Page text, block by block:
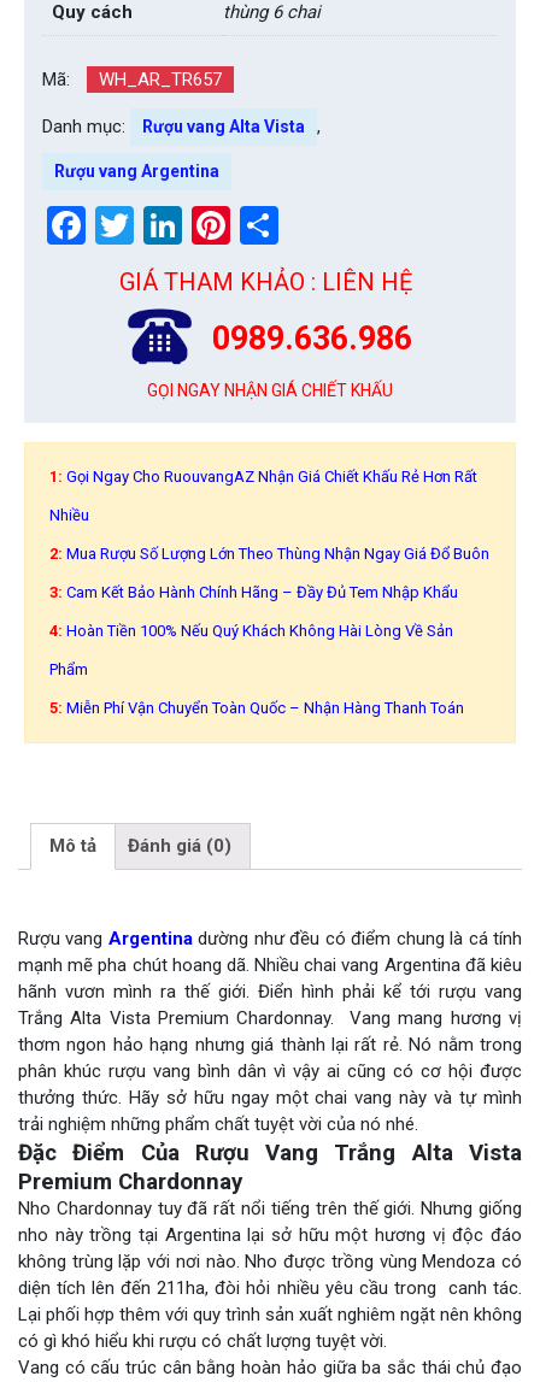
Quy cách thùng 6 chai
Mã: WH_AR_TR657
Danh mục: Rượu vang Alta Vista ,
Rượu vang Argentina
Facebook
Twitter
LinkedIn
Pinterest
GIÁ THAM KHẢO : LIÊN HỆ
0989.636.986
GỌI NGAY NHẬN GIÁ CHIẾT KHẤU
1: Gọi Ngay Cho RuouvangAZ Nhận Giá Chiết Khấu Rẻ Hơn Rất
Nhiều
2: Mua Rượu Số Lượng Lớn Theo Thùng Nhận Ngay Giá Đổ Buôn
3: Cam Kết Bảo Hành Chính Hãng – Đầy Đủ Tem Nhập Khẩu
4: Hoàn Tiền 100% Nếu Quý Khách Không Hài Lòng Về Sản
Phẩm
5: Miễn Phí Vận Chuyển Toàn Quốc – Nhận Hàng Thanh Toán
Mô tả Đánh giá (0)
Rượu vang Argentinadường như đều có điểm chung là cá tính
mạnh mẽ pha chút hoang dã. Nhiều chai vang Argentina đã kiêu
hãnh vươn mình ra thế giới. Điển hình phải kể tới rượu vang
Trắng Alta Vista Premium Chardonnay. Vang mang hương vị
thơm ngon hảo hạng nhưng giá thành lại rất rẻ. Nó nằm trong
phân khúc rượu vang bình dân vì vậy ai cũng có cơ hội được
thưởng thức. Hãy sở hữu ngay một chai vang này và tự mình
trải nghiệm những phẩm chất tuyệt vời của nó nhé.
Đặc Điểm Của Rượu Vang Trắng Alta Vista
Premium Chardonnay
Nho Chardonnay tuy đã rất nổi tiếng trên thế giới. Nhưng giống
nho này trồng tại Argentina lại sở hữu một hương vị độc đáo
không trùng lặp với nơi nào. Nho được trồng vùng Mendoza có
diện tích lên đến 211ha, đòi hỏi nhiều yêu cầu trong canh tác.
Lại phối hợp thêm với quy trình sản xuất nghiêm ngặt nên không
có gì khó hiểu khi rượu có chất lượng tuyệt vời.
Vang có cấu trúc cân bằng hoàn hảo giữa ba sắc thái chủ đạo